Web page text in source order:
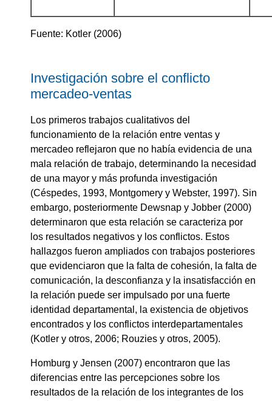
Fuente: Kotler (2006)
Investigación sobre el conflicto
mercadeo-ventas
Los primeros trabajos cualitativos del
funcionamiento de la relación entre ventas y
mercadeo reflejaron que no había evidencia de una
mala relación de trabajo, determinando la necesidad
de una mayor y más profunda investigación
(Céspedes, 1993, Montgomery y Webster, 1997). Sin
embargo, posteriormente Dewsnap y Jobber (2000)
determinaron que esta relación se caracteriza por
los resultados negativos y los conflictos. Estos
hallazgos fueron ampliados con trabajos posteriores
que evidenciaron que la falta de cohesión, la falta de
comunicación, la desconfianza y la insatisfacción en
la relación puede ser impulsado por una fuerte
identidad departamental, la existencia de objetivos
encontrados y los conflictos interdepartamentales
(Kotler y otros, 2006; Rouzies y otros, 2005).
Homburg y Jensen (2007) encontraron que las
diferencias entre las percepciones sobre los
resultados de la relación de los integrantes de los